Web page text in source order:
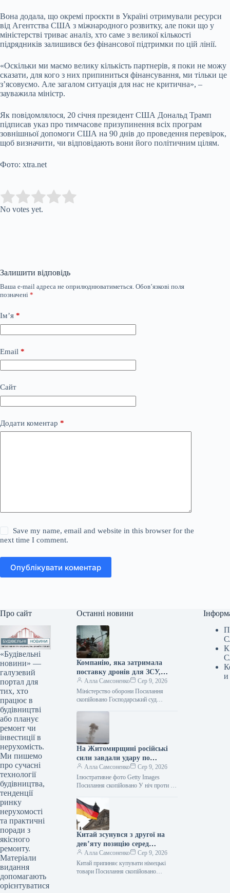
Вона додала, що окремі проєкти в Україні отримували ресурси
від Агентства США з міжнародного розвитку, але поки що у
міністерстві триває аналіз, хто саме з великої кількості
підрядників залишився без фінансової підтримки по цій лінії.
«Оскільки ми маємо велику кількість партнерів, я поки не можу
сказати, для кого з них припиниться фінансування, ми тільки це
з’ясовуємо. Але загалом ситуація для нас не критична», –
зауважила міністр.
Як повідомлялося, 20 січня президент США Дональд Трамп
підписав указ про тимчасове призупинення всіх програм
зовнішньої допомоги США на 90 днів до проведення перевірок,
щоб визначити, чи відповідають вони його політичним цілям.
Фото: xtra.net
Rate this item:
No votes yet.
Залишити відповідь
Ваша e-mail адреса не оприлюднюватиметься. Обов’язкові поля
позначені *
Ім’я *
Email *
Сайт
Додати коментар *
Save my name, email and website in this browser for the
next time I comment.
Опублікувати коментар
Про сайт
«Будівельні
новини» —
галузевий
портал для
тих, хто
працює в
будівництві
або планує
ремонт чи
інвестиції в
нерухомість.
Ми пишемо
про сучасні
технології
будівництва,
тенденції
ринку
нерухомості
та практичні
поради з
якісного
ремонту.
Матеріали
видання
допомагають
орієнтуватися
Останні новини
Компанію, яка затримала
поставку дронів для ЗСУ,
оштрафували на 25
мільйонів.
Алла Самсоненко
Сер 9, 2026
Міністерство оборони Посилання
скопійовано Господарський суд
на користь ДП Міністерства оборони…
На Житомирщині російські
сили завдали удару по
компанії з німецькими
інвестиціями
Алла Самсоненко
Сер 9, 2026
Ілюстративне фото Getty Images
Посилання скопійовано У ніч проти 9
зафіксовані влучання та
ушкодження…
Китай зсунувся з другої на
дев’яту позицію серед
головних ринків збуту
німецької продукції.
Алла Самсоненко
Сер 9, 2026
Китай припиняє купувати німецькі
товари Посилання скопійовано
и